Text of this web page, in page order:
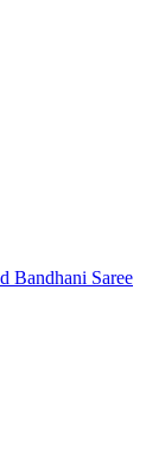
Bandhani Saree